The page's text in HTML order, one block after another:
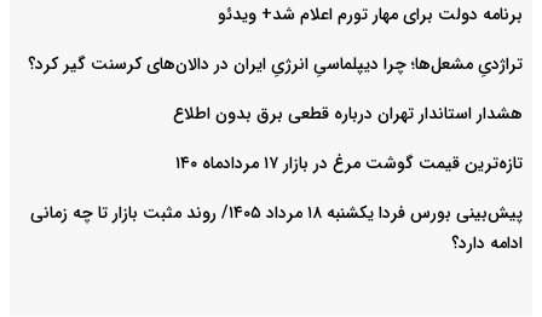
برنامه دولت برای مهار تورم اعلام شد+ ویدئو
تراژدیِ مشعل‌ها؛ چرا دیپلماسیِ انرژیِ ایران در دالان‌های کرسنت گیر کرد؟
هشدار استاندار تهران درباره قطعی برق بدون اطلاع
تازه‌ترین قیمت گوشت مرغ در بازار ۱۷ مردادماه ۱۴۰
پیش‌بینی بورس فردا یکشنبه ۱۸ مرداد ۱۴۰۵/ روند مثبت بازار تا چه زمانی
ادامه دارد؟